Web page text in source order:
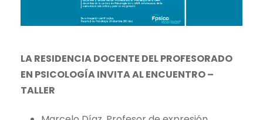
LA RESIDENCIA DOCENTE DEL PROFESORADO
EN PSICOLOGÍA INVITA AL ENCUENTRO –
TALLER